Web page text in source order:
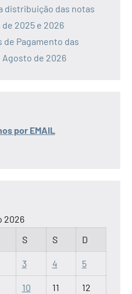
distribuição das notas
2025 e 2026
de Pagamento das
Agosto de 2026
por EMAIL
2026
S S D
3 4 5
10 11 12